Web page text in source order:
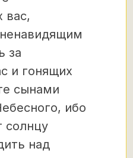
вас,
за
и гонящих
сынами
ибо
солнцу
над